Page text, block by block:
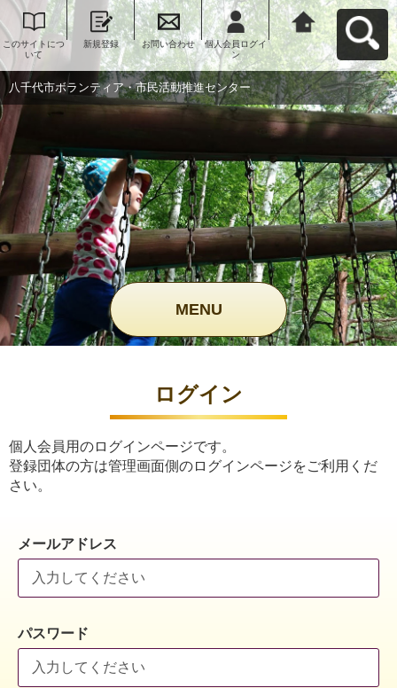
このサイトにつ
いて
新規登録 お問い合わせ
個人会員ログイ
ン
八千代市ボラン
ティア・市民活
動推進センター
へ戻る
八千代市ボランティア・市民活動推進センター
MENU
ログイン
個人会員用のログインページです。
登録団体の方は管理画面側のログインページをご利用くだ
さい。
メールアドレス
パスワード